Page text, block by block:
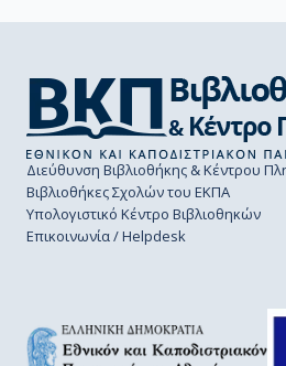
Διεύθυνση Βιβλιοθήκης & Κέντρου
Βιβλιοθήκες Σχολών του ΕΚΠΑ
Υπολογιστικό Κέντρο Βιβλιοθηκών
Επικοινωνία / Helpdesk